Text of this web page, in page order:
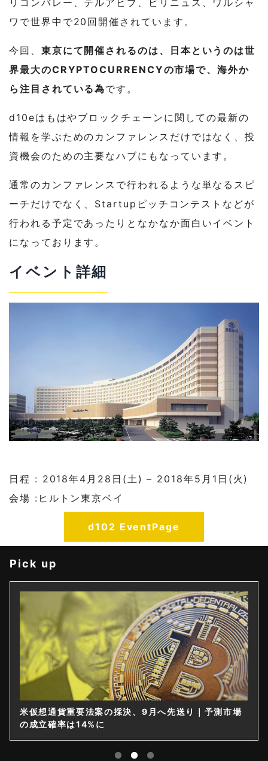
ワで世界中で20回開催されています。
今回、 東京にて開催されるのは、日本というのは世
界最大のCRYPTOCURRENCYの市場で、海外か
ら注目されている為です。
d10eはもはやブロックチェーンに関しての最新の
情報を学ぶためのカンファレンスだけではなく、投
資機会のための主要なハブにもなっています。
通常のカンファレンスで行われるような単なるスピ
ーチだけでなく、Startupピッチコンテストなどが
行われる予定であったりとなかなか面白いイベント
になっております。
イベント詳細
日程 : 2018年4月28日(土) – 2018年5月1日(火)
会場 :ヒルトン東京ベイ
d102 EventPage
Pick up
米仮想通貨重要法案の採決、9月へ先送り｜予測市場
の成立確率は14%に